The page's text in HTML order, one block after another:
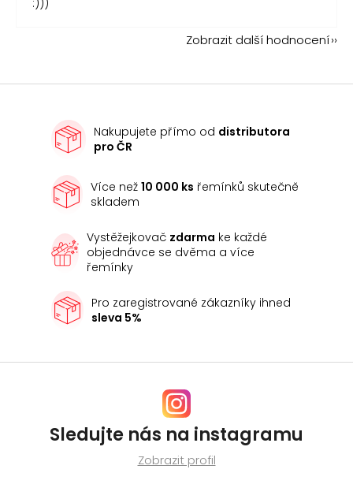
:)))
Zobrazit další hodnocení
Nakupujete přímo od distributora
pro ČR
Více než10 000 ks řemínků skutečně
skladem
Vystěžejkovač zdarma ke každé
objednávce se dvěma a více
řemínky
Pro zaregistrované zákazníky ihned
sleva 5%
Sledujte nás na instagramu
Zobrazit profil